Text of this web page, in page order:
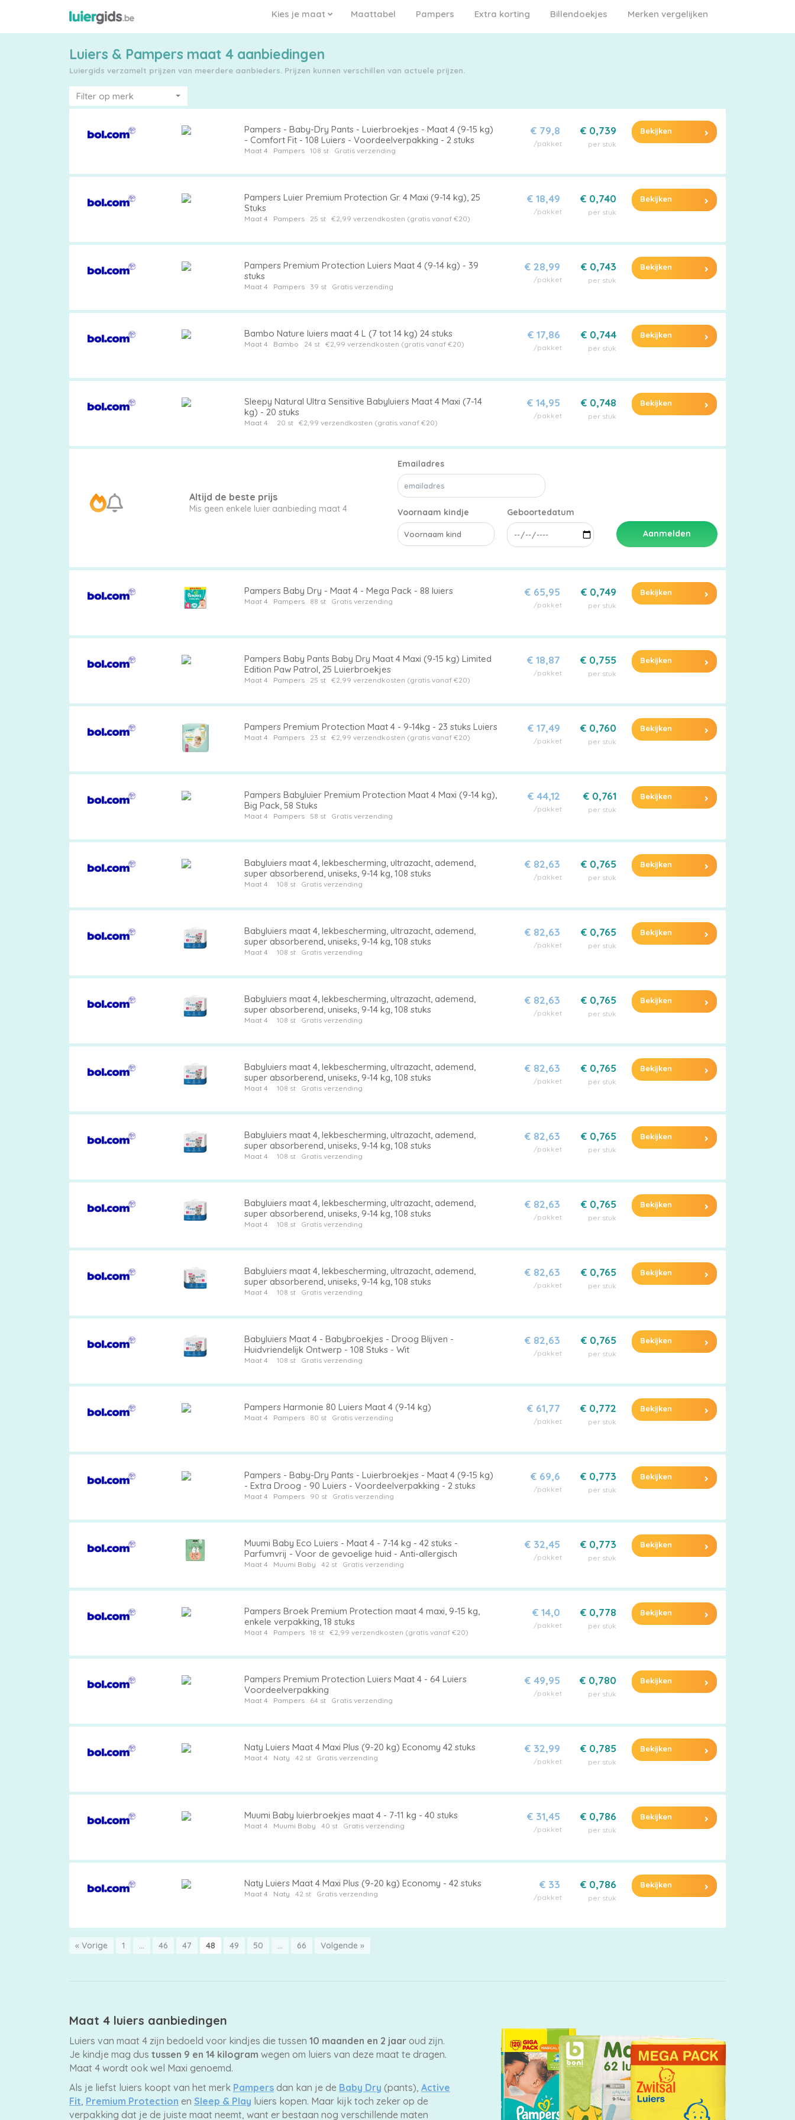
Billendoekjes
Maattabel
Kies je maat Pampers Extra korting Billendoekjes Merken vergelijken
Luiers & Pampers maat 4 aanbiedingen
Luiergids verzamelt prijzen van meerdere aanbieders. Prijzen kunnen verschillen van actuele prijzen.
Filter op merk
Pampers - Baby-Dry Pants - Luierbroekjes - Maat 4 (9-15 kg)
- Comfort Fit - 108 Luiers - Voordeelverpakking - 2 stuks
Maat 4 Pampers108 st Gratis verzending
€ 79,8
/pakket
€ 0,739
per stuk
Bekijken
Pampers Luier Premium Protection Gr. 4 Maxi (9-14 kg), 25
Stuks
Maat 4 Pampers25 st €2,99 verzendkosten (gratis vanaf €20)
€ 18,49
/pakket
€ 0,740
per stuk
Bekijken
Pampers Premium Protection Luiers Maat 4 (9-14 kg) - 39
stuks
Maat 4 Pampers39 st Gratis verzending
€ 28,99
/pakket
€ 0,743
per stuk
Bekijken
Bambo Nature luiers maat 4 L (7 tot 14 kg) 24 stuks
Maat 4 Bambo 24 st €2,99 verzendkosten (gratis vanaf €20)
€ 17,86
/pakket
€ 0,744
per stuk
Bekijken
Sleepy Natural Ultra Sensitive Babyluiers Maat 4 Maxi (7-14
kg) - 20 stuks
Maat 4 20 st €2,99 verzendkosten (gratis vanaf €20)
€ 14,95
/pakket
€ 0,748
per stuk
Bekijken
Altijd de beste prijs
Mis geen enkele luier aanbieding maat 4
Emailadres
Voornaam kindje
Geboortedatum
Aanmelden
Pampers Baby Dry - Maat 4 - Mega Pack - 88 luiers
Maat 4 Pampers88 st Gratis verzending
€ 65,95
/pakket
€ 0,749
per stuk
Bekijken
Pampers Baby Pants Baby Dry Maat 4 Maxi (9-15 kg) Limited
Edition Paw Patrol, 25 Luierbroekjes
Maat 4 Pampers25 st €2,99 verzendkosten (gratis vanaf €20)
€ 18,87
/pakket
€ 0,755
per stuk
Bekijken
Pampers Premium Protection Maat 4 - 9-14kg - 23 stuks Luiers
Maat 4 Pampers23 st €2,99 verzendkosten (gratis vanaf €20)
€ 17,49
/pakket
€ 0,760
per stuk
Bekijken
Pampers Babyluier Premium Protection Maat 4 Maxi (9-14 kg),
Big Pack, 58 Stuks
Maat 4 Pampers58 st Gratis verzending
€ 44,12
/pakket
€ 0,761
per stuk
Bekijken
Babyluiers maat 4, lekbescherming, ultrazacht, ademend,
super absorberend, uniseks, 9-14 kg, 108 stuks
Maat 4 108 st Gratis verzending
€ 82,63
/pakket
€ 0,765
per stuk
Bekijken
Babyluiers maat 4, lekbescherming, ultrazacht, ademend,
super absorberend, uniseks, 9-14 kg, 108 stuks
Maat 4 108 st Gratis verzending
€ 82,63
/pakket
€ 0,765
per stuk
Bekijken
Babyluiers maat 4, lekbescherming, ultrazacht, ademend,
super absorberend, uniseks, 9-14 kg, 108 stuks
Maat 4 108 st Gratis verzending
€ 82,63
/pakket
€ 0,765
per stuk
Bekijken
Babyluiers maat 4, lekbescherming, ultrazacht, ademend,
super absorberend, uniseks, 9-14 kg, 108 stuks
Maat 4 108 st Gratis verzending
€ 82,63
/pakket
€ 0,765
per stuk
Bekijken
Babyluiers maat 4, lekbescherming, ultrazacht, ademend,
super absorberend, uniseks, 9-14 kg, 108 stuks
Maat 4 108 st Gratis verzending
€ 82,63
/pakket
€ 0,765
per stuk
Bekijken
Babyluiers maat 4, lekbescherming, ultrazacht, ademend,
super absorberend, uniseks, 9-14 kg, 108 stuks
Maat 4 108 st Gratis verzending
€ 82,63
/pakket
€ 0,765
per stuk
Bekijken
Babyluiers maat 4, lekbescherming, ultrazacht, ademend,
super absorberend, uniseks, 9-14 kg, 108 stuks
Maat 4 108 st Gratis verzending
€ 82,63
/pakket
€ 0,765
per stuk
Bekijken
Babyluiers Maat 4 - Babybroekjes - Droog Blijven -
Huidvriendelijk Ontwerp - 108 Stuks - Wit
Maat 4 108 st Gratis verzending
€ 82,63
/pakket
€ 0,765
per stuk
Bekijken
Pampers Harmonie 80 Luiers Maat 4 (9-14 kg)
Maat 4 Pampers80 st Gratis verzending
€ 61,77
/pakket
€ 0,772
per stuk
Bekijken
Pampers - Baby-Dry Pants - Luierbroekjes - Maat 4 (9-15 kg)
- Extra Droog - 90 Luiers - Voordeelverpakking - 2 stuks
Maat 4 Pampers90 st Gratis verzending
€ 69,6
/pakket
€ 0,773
per stuk
Bekijken
Muumi Baby Eco Luiers - Maat 4 - 7-14 kg - 42 stuks -
Parfumvrij - Voor de gevoelige huid - Anti-allergisch
Maat 4 Muumi Baby 42 st Gratis verzending
€ 32,45
/pakket
€ 0,773
per stuk
Bekijken
Pampers Broek Premium Protection maat 4 maxi, 9-15 kg,
enkele verpakking, 18 stuks
Maat 4 Pampers18 st €2,99 verzendkosten (gratis vanaf €20)
€ 14,0
/pakket
€ 0,778
per stuk
Bekijken
Pampers Premium Protection Luiers Maat 4 - 64 Luiers
Voordeelverpakking
Maat 4 Pampers64 st Gratis verzending
€ 49,95
/pakket
€ 0,780
per stuk
Bekijken
Naty Luiers Maat 4 Maxi Plus (9-20 kg) Economy 42 stuks
Maat 4 Naty 42 st Gratis verzending
€ 32,99
/pakket
€ 0,785
per stuk
Bekijken
Muumi Baby luierbroekjes maat 4 - 7-11 kg - 40 stuks
Maat 4 Muumi Baby 40 st Gratis verzending
€ 31,45
/pakket
€ 0,786
per stuk
Bekijken
Naty Luiers Maat 4 Maxi Plus (9-20 kg) Economy - 42 stuks
Maat 4 Naty 42 st Gratis verzending
€ 33
/pakket
€ 0,786
per stuk
Bekijken
« Vorige 1 … 46 47 48 49 50 … 66 Volgende »
Maat 4 luiers aanbiedingen
Luiers van maat 4 zijn bedoeld voor kindjes die tussen 10 maanden en 2 jaar oud zijn.
Je kindje mag dus tussen 9 en 14 kilogram wegen om luiers van deze maat te dragen.
Maat 4 wordt ook wel Maxi genoemd.
Als je liefst luiers koopt van het merk Pampers dan kan je de Baby Dry (pants), Active
Fit Premium Protection en Sleep & Play luiers kopen. Maar kijk toch zeker op de
verpakking dat je de juiste maat neemt, want er bestaan nog verschillende maten